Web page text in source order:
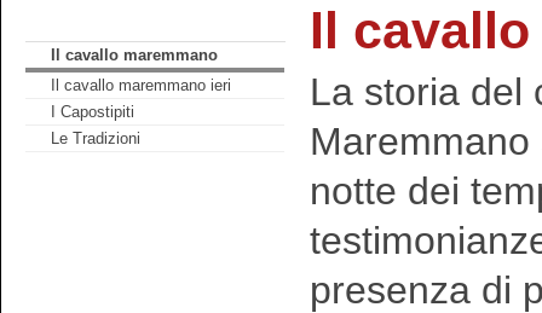
Il cavallo maremmano
Il cavallo maremmano ieri
I Capostipiti
Le Tradizioni
Il
La storia del
notte dei
presenza di